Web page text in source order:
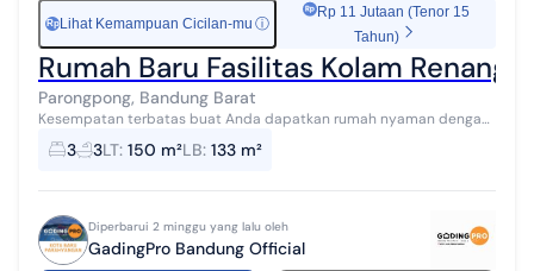
Rp Lihat Kemampuan Cicilan-mu ⓘ
Rp 11 Jutaan (Tenor 15
Tahun)
Rumah Baru Fasilitas Kolam Renang
Parongpong, Bandung Barat
Kesempatan terbatas buat Anda dapatkan rumah nyaman dengan
return investasi tinggi di Parongpong, Bandung Barat. Rumah ini
menawarkan lokasi yang ...
3 3LT: 150 m²LB: 133 m²
Diperbarui 2 minggu yang lalu oleh
GadingPro Bandung Official